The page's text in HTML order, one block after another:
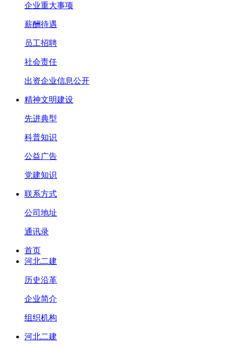
企业重大事项
薪酬待遇
员工招聘
社会责任
出资企业信息公开
精神文明建设
先进典型
科普知识
公益广告
党建知识
联系方式
公司地址
通讯录
首页
河北二建
历史沿革
企业简介
组织机构
河北二建